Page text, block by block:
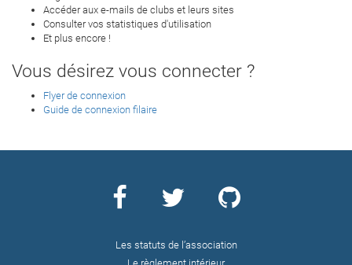
Accéder aux e-mails de clubs et leurs sites
Consulter vos statistiques d'utilisation
Et plus encore !
Vous désirez vous connecter ?
Flyer de connexion
Guide de connexion filaire
Les statuts de l’association